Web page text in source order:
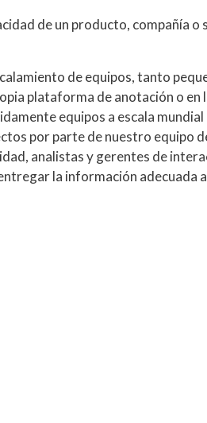
de un producto, compañía
de equipos, tanto
plataforma de anotación o en
equipos a escala
por parte de nuestro equipo
analistas y gerentes de
la información adecuada